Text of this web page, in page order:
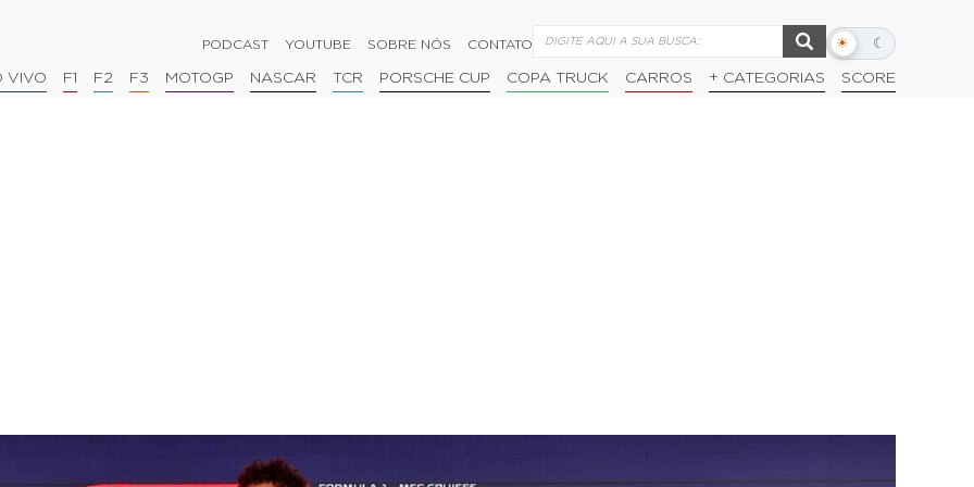
PODCAST YOUTUBE SOBRE NÓS CONTATO ☀ ☾
Alternar
escuro
VIVO F1 F2 F3 MOTOGP NASCAR TCR PORSCHE CUP COPA TRUCK CARROS + CATEGORIAS SCORE